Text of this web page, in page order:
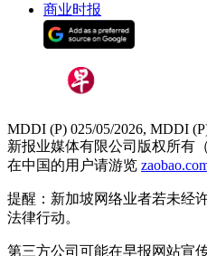
商业时报
MDDI (P) 025/05/2026, MDDI
新报业媒体有限公司版权所有
在中国的用户请游览
提醒：新加坡网络业者若未经
法律行动。
第三方公司可能在早报网站宣